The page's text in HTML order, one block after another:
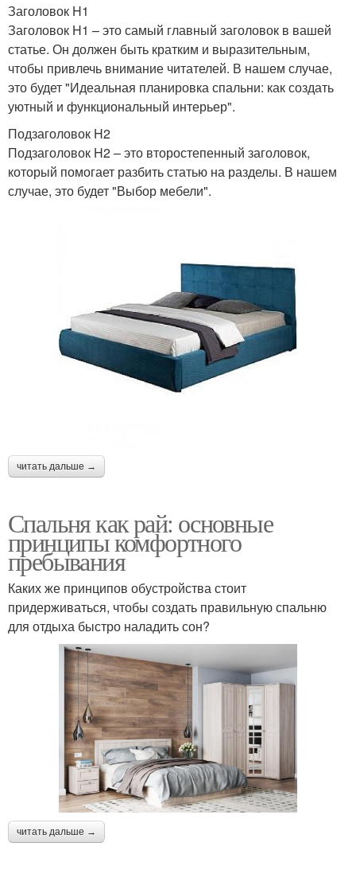
Заголовок H1
Заголовок H1 – это самый главный заголовок в вашей
статье. Он должен быть кратким и выразительным,
чтобы привлечь внимание читателей. В нашем случае,
это будет "Идеальная планировка спальни: как создать
уютный и функциональный интерьер".
Подзаголовок H2
Подзаголовок H2 – это второстепенный заголовок,
который помогает разбить статью на разделы. В нашем
случае, это будет "Выбор мебели".
читать дальше →
Спальня как рай: основные
принципы комфортного
пребывания
Каких же принципов обустройства стоит
придерживаться, чтобы создать правильную спальню
для отдыха быстро наладить сон?
читать дальше →